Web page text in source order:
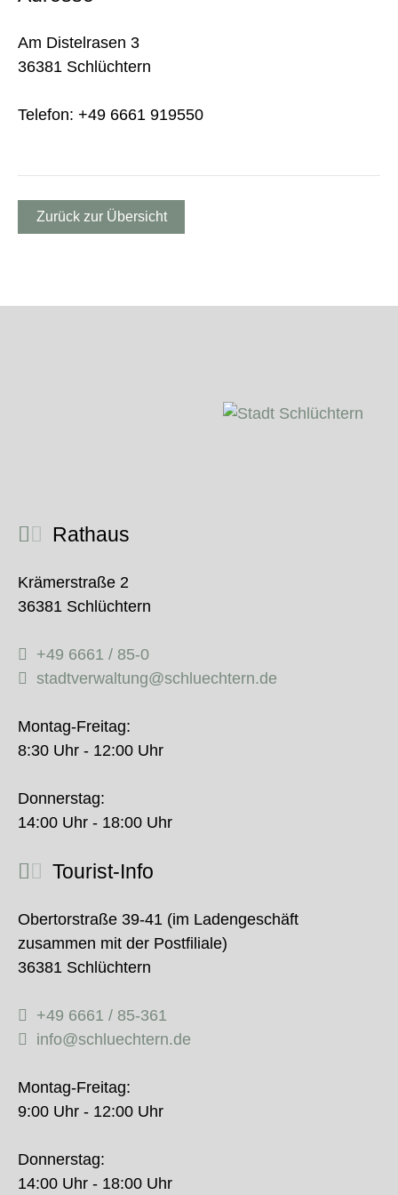
Am Distelrasen 3
36381 Schlüchtern
Telefon: +49 6661 919550
Zurück zur Übersicht
Rathaus
Krämerstraße 2
36381 Schlüchtern
+49 6661 / 85-0
stadtverwaltung@schluechtern.de
Montag-Freitag:
8:30 Uhr - 12:00 Uhr
Donnerstag:
14:00 Uhr - 18:00 Uhr
Tourist-Info
Obertorstraße 39-41 (im Ladengeschäft
zusammen mit der Postfiliale)
36381 Schlüchtern
+49 6661 / 85-361
info@schluechtern.de
Montag-Freitag:
9:00 Uhr - 12:00 Uhr
Donnerstag:
14:00 Uhr - 18:00 Uhr